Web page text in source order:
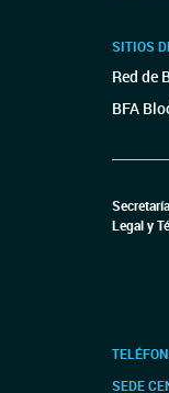
SITIOS
Red de
BFA
Secretaría
Legal y
SEDE